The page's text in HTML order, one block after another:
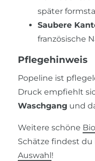
später
Saubere
französische
Pflegehinweis
Popeline ist
Druck empfiehlt
Waschgang und
Weitere schöne
Schätze findest
Auswahl!